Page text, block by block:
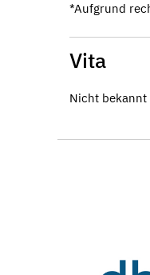
*Aufgrund
Vita
Nicht bekannt